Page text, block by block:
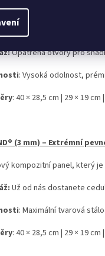
kteří vyžadují
Opatřena otvory pro
: Vysoká odolnost,
: 40 × 28,5 cm | 29 × 19 cm
(3 mm) – Extrémní
kompozitní panel, který
Už od nás dostanete
: Maximální tvarová
: 40 × 28,5 cm | 29 × 19 cm